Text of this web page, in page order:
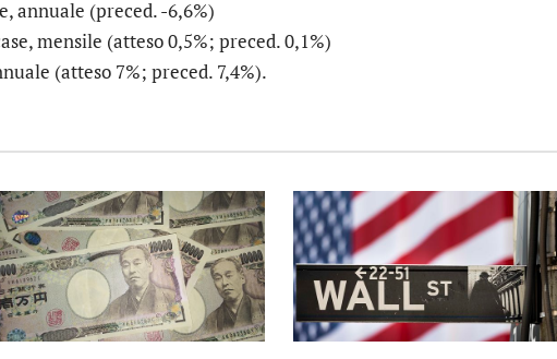
annuale (preced. -6,6%)
mensile (atteso 0,5%; preced. 0,1%)
(atteso 7%; preced. 7,4%).